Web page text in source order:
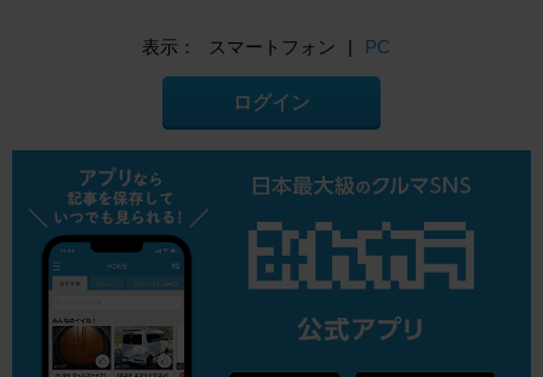
表示： スマートフォン | PC
ログイン